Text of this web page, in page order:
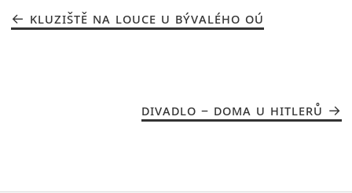
KLUZIŠTĚ NA LOUCE U BÝVALÉHO OÚ
DIVADLO – DOMA U HITLERŮ